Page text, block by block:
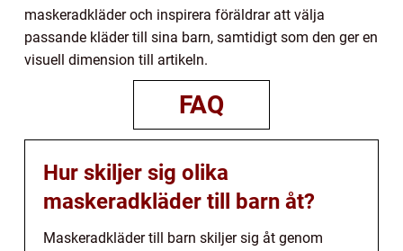
maskeradkläder och inspirera föräldrar att välja
passande kläder till sina barn, samtidigt som den ger en
visuell dimension till artikeln.
FAQ
Hur skiljer sig olika
maskeradkläder till barn åt?
Maskeradkläder till barn skiljer sig åt genom